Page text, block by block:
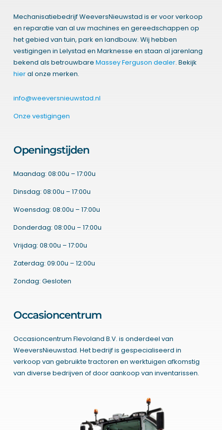
Mechanisatiebedrijf WeeversNieuwstad is er voor verkoop
en reparatie van al uw machines en gereedschappen op
het gebied van tuin, park en landbouw. Wij hebben
vestigingen in Lelystad en Marknesse en staan al jarenlang
bekend als betrouwbare Massey Ferguson dealer. Bekijk
hieral onze merken.
info@weeversnieuwstad.nl
Onze vestigingen
Openingstijden
Maandag: 08:00u – 17:00u
Dinsdag: 08:00u – 17:00u
Woensdag: 08:00u – 17:00u
Donderdag: 08:00u – 17:00u
Vrijdag: 08:00u – 17:00u
Zaterdag: 09:00u – 12:00u
Zondag: Gesloten
Occasioncentrum
Occasioncentrum Flevoland B.V. is onderdeel van
WeeversNieuwstad. Het bedrijf is gespecialiseerd in
verkoop van gebruikte tractoren en werktuigen afkomstig
van diverse bedrijven of door aankoop van inventarissen.